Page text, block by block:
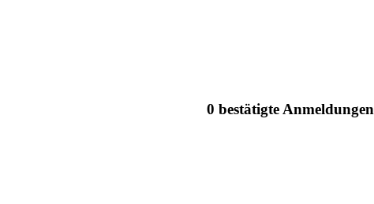
0 bestätigte Anmeldungen